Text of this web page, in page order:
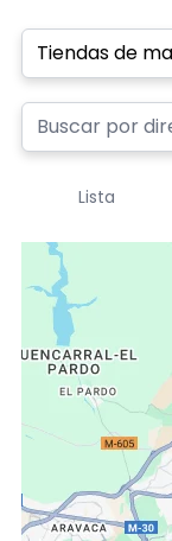
Select a tab
Lista